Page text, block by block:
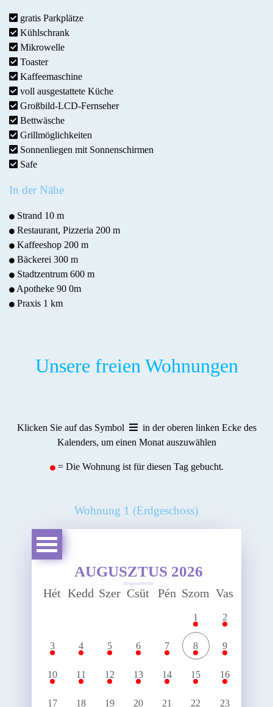
gratis Parkplätze
Kühlschrank
Mikrowelle
Toaster
Kaffeemaschine
voll ausgestattete Küche
Großbild-LCD-Fernseher
Bettwäsche
Grillmöglichkeiten
Sonnenliegen mit Sonnenschirmen
Safe
In der Nähe
Strand 10 m
Restaurant, Pizzeria 200 m
Kaffeeshop 200 m
Bäckerei 300 m
Stadtzentrum 600 m
Apotheke 90 0m
Praxis 1 km
Unsere freien Wohnungen
Klicken Sie auf das Symbol
in der oberen linken Ecke des
Kalenders, um einen Monat auszuwählen
= Die Wohnung ist für diesen Tag gebucht.
Wohnung 1 (Erdgeschoss)
AUGUSZTUS 2026
Hét Kedd Szer Csüt Pén Szom Vas
1 2
3 4 5 6 7 8 9
10 11 12 13 14 15 16
17 18 19 20 21 22 23